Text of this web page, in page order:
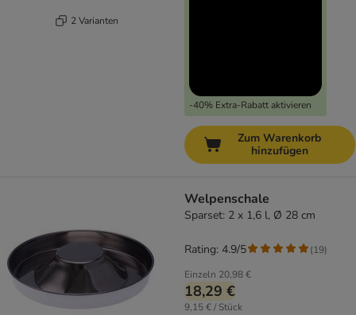
2 Varianten
-40% Extra-Rabatt aktivieren
Zum Warenkorb
hinzufügen
Welpenschale
Sparset: 2 x 1,6 l, Ø 28 cm
Einzeln 20,98 €
18,29 €
9,15 € / Stück
Rating: 4.9/5 (19)